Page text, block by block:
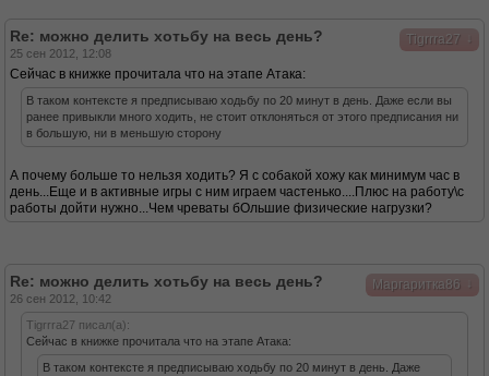
Tigrrra27
Re: можно делить хотьбу на весь день?
25 сен 2012, 12:08
Сейчас в книжке прочитала что на этапе Атака:
В таком контексте я предписываю ходьбу по 20 минут в день. Даже если вы
ранее привыкли много ходить, не стоит отклоняться от этого предписания ни
в большую, ни в меньшую сторону
А почему больше то нельзя ходить? Я с собакой хожу как минимум час в
день...Еще и в активные игры с ним играем частенько....Плюс на работу\с
работы дойти нужно...Чем чреваты бОльшие физические нагрузки?
Маргаритка86
Re: можно делить хотьбу на весь день?
26 сен 2012, 10:42
Tigrrra27 писал(а):
Сейчас в книжке прочитала что на этапе Атака:
В таком контексте я предписываю ходьбу по 20 минут в день. Даже